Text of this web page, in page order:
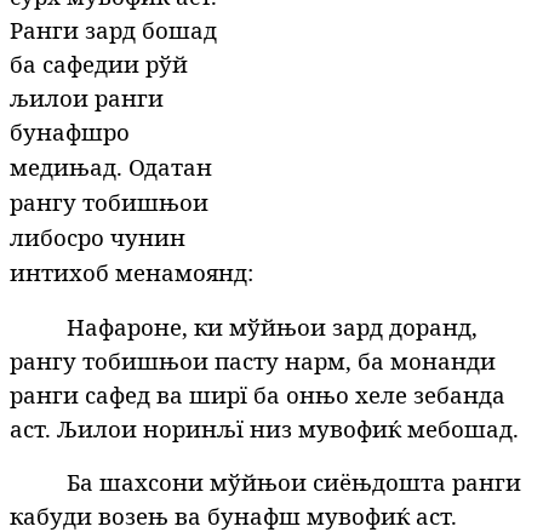
Ранги зард бошад
ба сафедии рўй
љилои ранги
бунафшро
медињад. Одатан
рангу тобишњои
либосро чунин
интихоб менамоянд:
Нафароне, ки мўйњои зард доранд,
рангу тобишњои пасту нарм, ба монанди
ранги сафед ва ширї ба онњо хеле зебанда
аст. Љилои норинљї низ мувофиќ мебошад.
Ба шахсони мўйњои сиёњдошта ранги
кабуди возењ ва бунафш мувофиќ аст.